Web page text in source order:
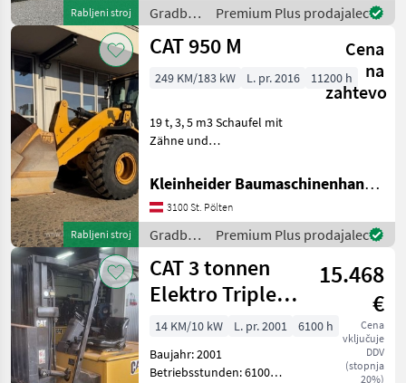
Rabljeni stroj
hidravlični krog Gradbeni st
Gradbeni
stroji /
CAT
Premium Plus prodajalec
Rabljeni stroj
CAT 950 M
Cena
na
zahtevo
249 KM/183 kW L. pr. 2016 11200 h
19 t, 3, 5 m3 Schaufel mit
Zähne und
Command steer. Klima,
Lastdämpfung,
Zentralschmierung, sehr
gepflegter Zustand,
deutsche Straßenzulassung
Gra
Kleinheider Baumaschinenhandel GmbH.
3100 St. Pölten
Gradbeni
stroji /
CAT
Premium Plus prodajalec
CAT 3 tonnen
Elektro Triplex&
Seitenschieber,
Zi
15.468
€
Cena
vključuje
DDV
(stopnja
20%)
14 KM/10 kW L. pr. 2001
6100 h
Baujahr: 2001
Betriebsstunden: 6100